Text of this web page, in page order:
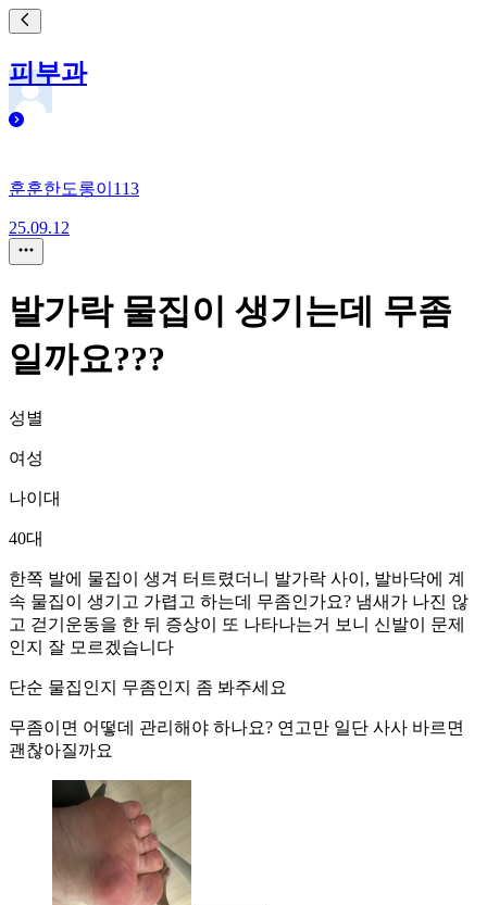
피부과
훈훈한도롱이113
25.09.12
발가락 물집이 생기는데 무좀
일까요???
성별
여성
나이대
40대
한쪽 발에 물집이 생겨 터트렸더니 발가락 사이, 발바닥에 계
속 물집이 생기고 가렵고 하는데 무좀인가요? 냄새가 나진 않
고 걷기운동을 한 뒤 증상이 또 나타나는거 보니 신발이 문제
인지 잘 모르겠습니다
단순 물집인지 무좀인지 좀 봐주세요
무좀이면 어떻데 관리해야 하나요? 연고만 일단 사사 바르면
괜찮아질까요